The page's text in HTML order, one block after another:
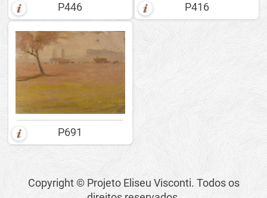
P446 P416
P691
Copyright © Projeto Eliseu Visconti. Todos os